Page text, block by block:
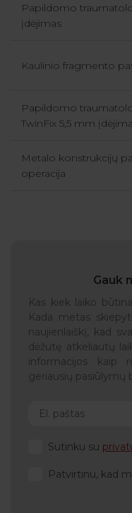
Papildomo
įdėjimas
Kaulinio fragmento
Papildomo
TwinFix 5,5 mm
Metalo konstrukcijų
operacija
Gauk
Kas kiek laiko
Kada metas
naujienlaiškį, kad
dėžutę atkeliautų
informacijos kaip
geriausių pasiūlymų
Sutinku su
Patvirtinu, kad